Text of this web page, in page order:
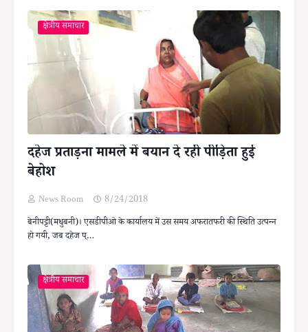
क्षेत्रीय समाचार
दहेज प्रताड़ना मामले में बयान दे रही पीड़िता हुई
बेहोश
News Room
8/24/2018
बेनीपट्टी(मधुबनी)। एसडीपीओ के कार्यालय में उस समय अफरातफरी की स्थिति उत्पन्न
हो गयी, जब दहेज प्…
क्षेत्रीय समाचार